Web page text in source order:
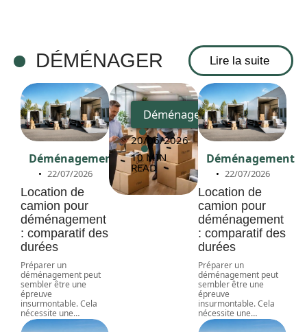
DÉMÉNAGER Lire la suite
Déménagement
22/07/2026
Location de
camion pour
déménagement
: comparatif des
durées
Préparer un
déménagement peut
sembler être une
épreuve
insurmontable. Cela
nécessite une…
d’entre
Déménagement
20/06/2026
10 MIN
READ
Déménagement
22/07/2026
Location de
camion pour
déménagement
: comparatif des
durées
Préparer un
déménagement peut
sembler être une
épreuve
insurmontable. Cela
nécessite une…